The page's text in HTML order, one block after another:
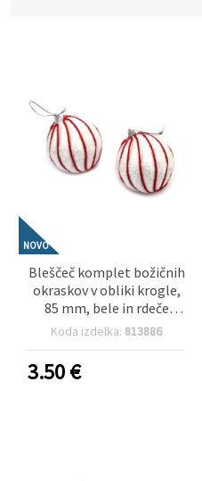
NOVO
Bleščeč komplet božičnih
okraskov v obliki krogle,
85 mm, bele in rdeče
barve z bleščicami, 3 kosi
božične jelke in praznične
dekoracije
Koda izdelka: 813886
3.50€